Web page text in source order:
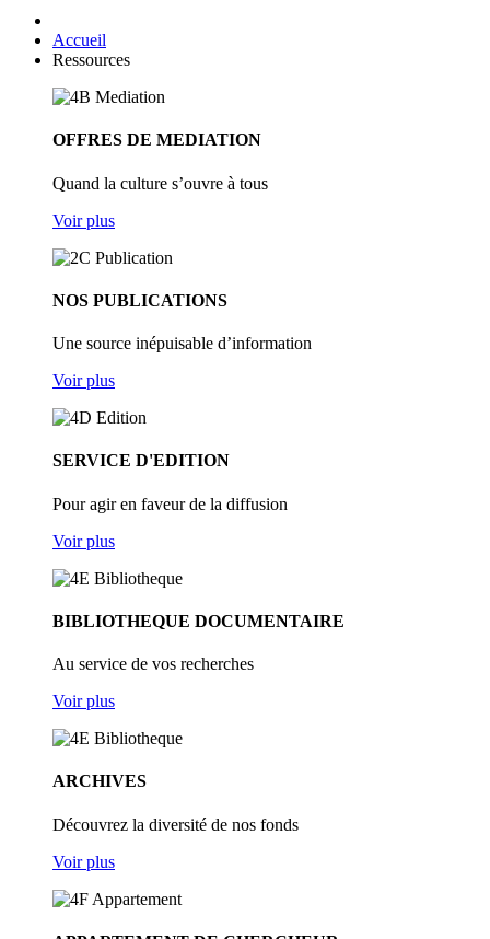
Accueil
Ressources
OFFRES DE MEDIATION
Quand la culture s’ouvre à tous
Voir plus
NOS PUBLICATIONS
Une source inépuisable d’information
Voir plus
SERVICE D'EDITION
Pour agir en faveur de la diffusion
Voir plus
BIBLIOTHEQUE DOCUMENTAIRE
Au service de vos recherches
Voir plus
ARCHIVES
Découvrez la diversité de nos fonds
Voir plus